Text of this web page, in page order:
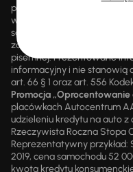
promocjami ani rabatami,
wsteczną. Szczegółowe
są przez upoważnionych
zastrzega sobie prawo do
pisemnej. Prezentowane
informacyjny i nie stanowią
art. 66 § 1 oraz art. 556
Promocja „Oprocentowanie
placówkach Autocentrum
udzieleniu kredytu na auto
Rzeczywista Roczna Stopa
Reprezentatywny
2019, cena samochodu 52
kwota kredytu